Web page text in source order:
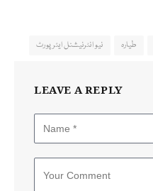
طیارہ نیو انٹرنیشنل ایئرپورٹ
LEAVE A REPLY